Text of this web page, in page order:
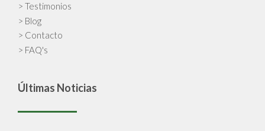
> Testimonios
> Blog
> Contacto
> FAQ's
Últimas Noticias